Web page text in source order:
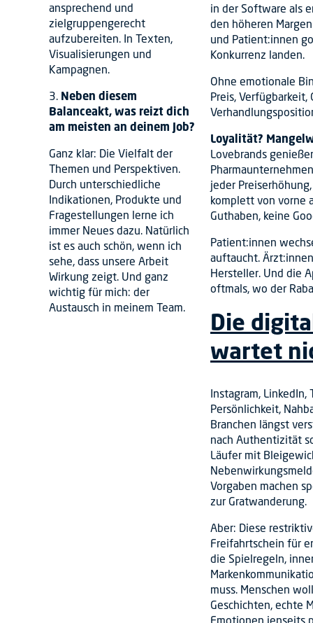
ansprechend und
zielgruppengerecht
aufzubereiten. In Texten,
Visualisierungen und
Kampagnen.
3. Neben diesem
Balanceakt, was reizt dich
am meisten an deinem Job?
Ganz klar: Die Vielfalt der
Themen und Perspektiven.
Durch unterschiedliche
Indikationen, Produkte und
Fragestellungen lerne ich
immer Neues dazu. Natürlich
ist es auch schön, wenn ich
sehe, dass unsere Arbeit
Wirkung zeigt. Und ganz
wichtig für mich: der
Austausch in meinem Team.
in der Software als
den höheren
und Patient:innen
Konkurrenz landen.
Ohne emotionale
Preis,
Loyalität?
Lovebrands
jeder
komplett von vorne
Guthaben, keine
Patient:innen
auftaucht.
Hersteller. Und die
oftmals, wo der
Die
wartet
Instagram,
Persönlichkeit,
Branchen längst
nach Authentizität
Läufer mit
Vorgaben machen
zur Gratwanderung.
Aber: Diese
Freifahrtschein für
die Spielregeln,
muss. Menschen
Geschichten, echte
Emotionen jenseits